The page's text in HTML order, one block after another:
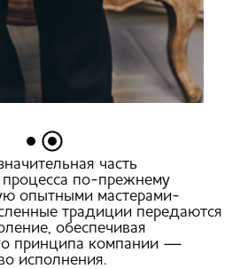
часть
процесса по-прежнему
опытными мастерами-
традиции передаются
обеспечивая
принципа компании —
исполнения.